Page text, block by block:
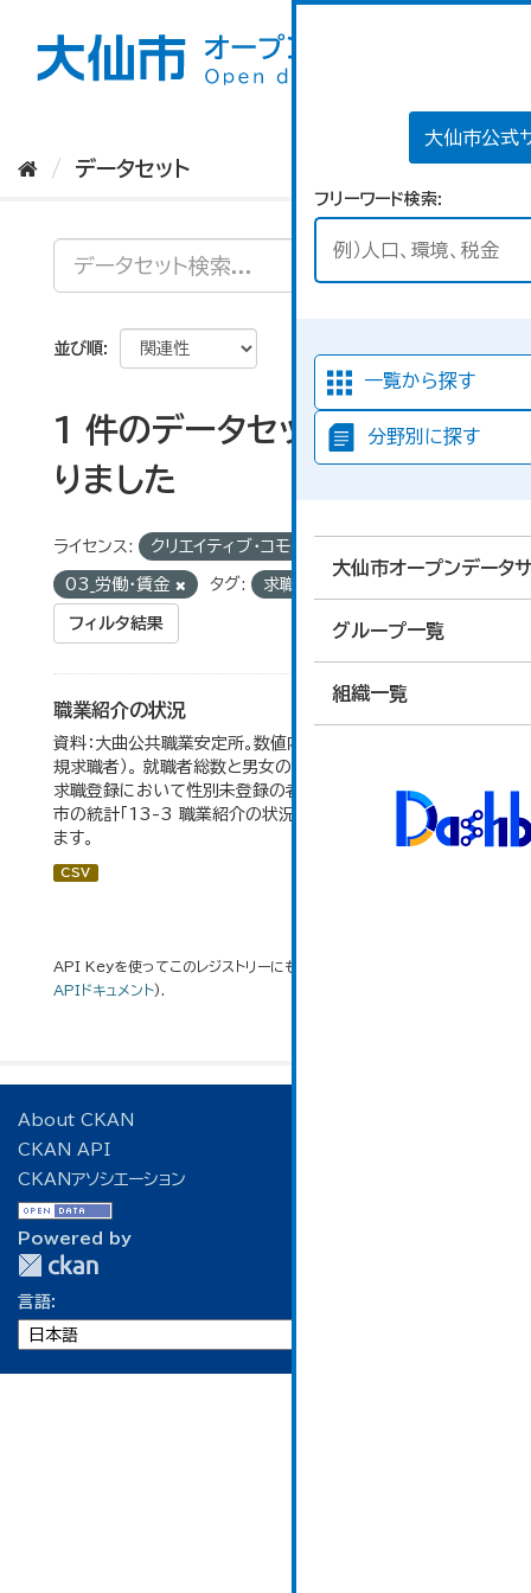
大仙市公式
フリーワード検索
一覧から探す
分野別に探す
大仙市オープンデータ
グループ一覧
組織一覧
データセット
並び順
1 件のデータセットが見つか
りました
ライセンス: クリエイティブ・コモンズ 表示
03_労働・賃金 タグ: 求職者数
フィルタ結果
職業紹介の状況
資料：大曲公共職業安定所。数値内の就職率は（就職者/新
規求職者）。 就職者総数と男女の合計が一致しないのは、
求職登録において性別未登録の者も含まれるため。 大仙
市の統計「13-3 職業紹介の状況」のデータを参照してい
ます。
CSV
API Keyを使ってこのレジストリーにもアクセス可能です
APIドキュメント).
About CKAN
CKAN API
CKANアソシエーション
Powered by
言語